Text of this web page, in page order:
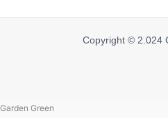
Copyright © 2.024
Garden Green